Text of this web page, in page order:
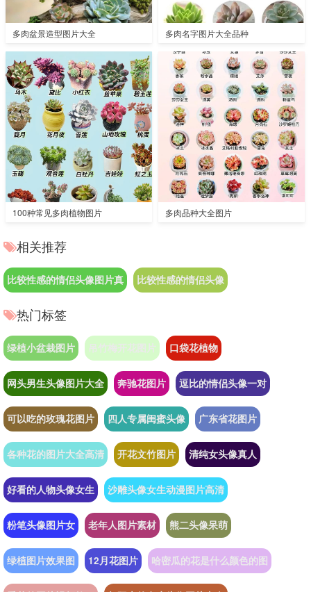
多肉盆景造型图片大全 多肉名字图片大全品种
100种常见多肉植物图片 多肉品种大全图片
相关推荐
比较性感的情侣头像图片真 比较性感的情侣头像
热门标签
绿植小盆栽图片 吊竹梅开花图片 口袋花植物
网头男生头像图片大全 奔驰花图片 逗比的情侣头像一对
可以吃的玫瑰花图片 四人专属闺蜜头像 广东省花图片
各种花的图片大全高清 开花文竹图片 清纯女头像真人
好看的人物头像女生 沙雕头像女生动漫图片高清
粉笔头像图片女 老年人图片素材 熊二头像呆萌
绿植图片效果图 12月花图片 哈密瓜的花是什么颜色的图